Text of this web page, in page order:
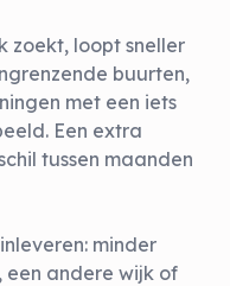
zoekt, loopt sneller
buurten,
met een iets
Een extra
tussen maanden
minder
een andere wijk of